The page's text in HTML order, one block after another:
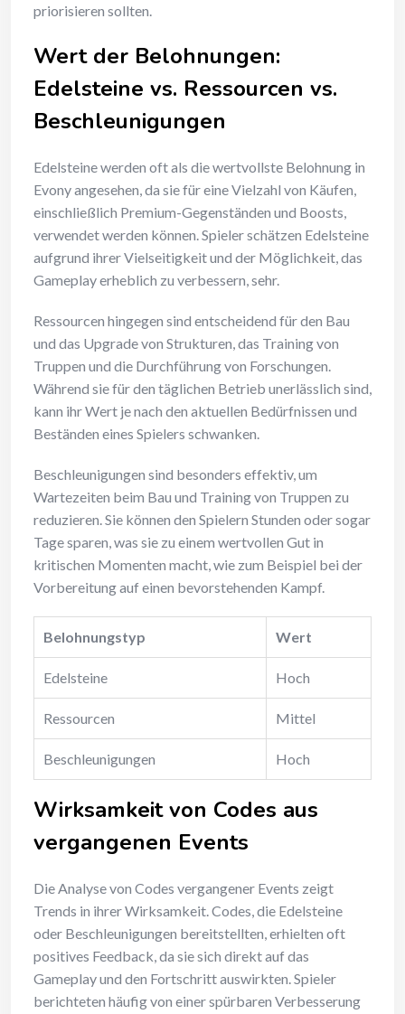
priorisieren sollten.
Wert der Belohnungen:
Edelsteine vs. Ressourcen vs.
Beschleunigungen
Edelsteine werden oft als die wertvollste Belohnung in
Evony angesehen, da sie für eine Vielzahl von Käufen,
einschließlich Premium-Gegenständen und Boosts,
verwendet werden können. Spieler schätzen Edelsteine
aufgrund ihrer Vielseitigkeit und der Möglichkeit, das
Gameplay erheblich zu verbessern, sehr.
Ressourcen hingegen sind entscheidend für den Bau
und das Upgrade von Strukturen, das Training von
Truppen und die Durchführung von Forschungen.
Während sie für den täglichen Betrieb unerlässlich sind,
kann ihr Wert je nach den aktuellen Bedürfnissen und
Beständen eines Spielers schwanken.
Beschleunigungen sind besonders effektiv, um
Wartezeiten beim Bau und Training von Truppen zu
reduzieren. Sie können den Spielern Stunden oder sogar
Tage sparen, was sie zu einem wertvollen Gut in
kritischen Momenten macht, wie zum Beispiel bei der
Vorbereitung auf einen bevorstehenden Kampf.
Belohnungstyp Wert
Edelsteine Hoch
Ressourcen Mittel
Beschleunigungen Hoch
Wirksamkeit von Codes aus
vergangenen Events
Die Analyse von Codes vergangener Events zeigt
Trends in ihrer Wirksamkeit. Codes, die Edelsteine
oder Beschleunigungen bereitstellten, erhielten oft
positives Feedback, da sie sich direkt auf das
Gameplay und den Fortschritt auswirkten. Spieler
berichteten häufig von einer spürbaren Verbesserung